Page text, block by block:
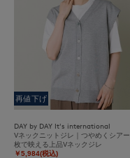
再値下げ
DAY by DAY It's international
Vネックニットジレ｜つやめくシア
枚で映える上品Vネックジレ
￥5,984(税込)